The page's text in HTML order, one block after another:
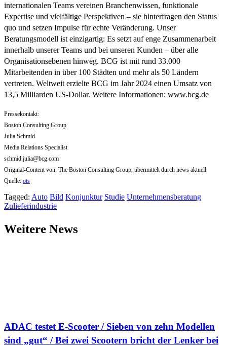
internationalen Teams vereinen Branchenwissen, funktionale
Expertise und vielfältige Perspektiven – sie hinterfragen den Status
quo und setzen Impulse für echte Veränderung. Unser
Beratungsmodell ist einzigartig: Es setzt auf enge Zusammenarbeit
innerhalb unserer Teams und bei unseren Kunden – über alle
Organisationsebenen hinweg. BCG ist mit rund 33.000
Mitarbeitenden in über 100 Städten und mehr als 50 Ländern
vertreten. Weltweit erzielte BCG im Jahr 2024 einen Umsatz von
13,5 Milliarden US-Dollar. Weitere Informationen: www.bcg.de
Pressekontakt:
Boston Consulting Group
Julia Schmid
Media Relations Specialist
schmid.julia@bcg.com
Original-Content von: The Boston Consulting Group, übermittelt durch news aktuell
Quelle: ots
Tagged: Auto Bild Konjunktur Studie Unternehmensberatung
Zulieferindustrie
Weitere News
ADAC testet E-Scooter / Sieben von zehn Modellen
sind „gut“ / Bei zwei Scootern bricht der Lenker bei